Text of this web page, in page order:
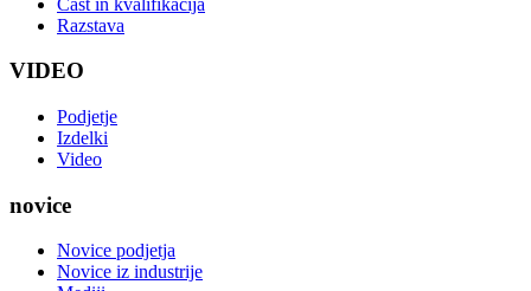
Razstava
VIDEO
Podjetje
Izdelki
Video
novice
Novice podjetja
Novice iz industrije